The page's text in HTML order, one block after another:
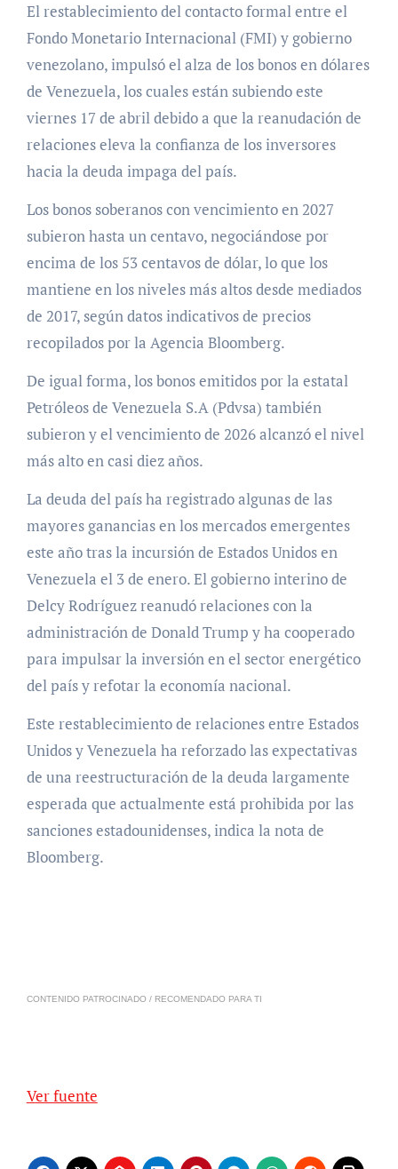
El restablecimiento del contacto formal entre el
Fondo Monetario Internacional (FMI) y gobierno
venezolano, impulsó el alza de los bonos en dólares
de Venezuela, los cuales están subiendo este
viernes 17 de abril debido a que la reanudación de
relaciones eleva la confianza de los inversores
hacia la deuda impaga del país.
Los bonos soberanos con vencimiento en 2027
subieron hasta un centavo, negociándose por
encima de los 53 centavos de dólar, lo que los
mantiene en los niveles más altos desde mediados
de 2017, según datos indicativos de precios
recopilados por la Agencia Bloomberg.
De igual forma, los bonos emitidos por la estatal
Petróleos de Venezuela S.A (Pdvsa) también
subieron y el vencimiento de 2026 alcanzó el nivel
más alto en casi diez años.
La deuda del país ha registrado algunas de las
mayores ganancias en los mercados emergentes
este año tras la incursión de Estados Unidos en
Venezuela el 3 de enero. El gobierno interino de
Delcy Rodríguez reanudó relaciones con la
administración de Donald Trump y ha cooperado
para impulsar la inversión en el sector energético
del país y refotar la economía nacional.
Este restablecimiento de relaciones entre Estados
Unidos y Venezuela ha reforzado las expectativas
de una reestructuración de la deuda largamente
esperada que actualmente está prohibida por las
sanciones estadounidenses, indica la nota de
Bloomberg.
CONTENIDO PATROCINADO / RECOMENDADO PARA TI
Ver fuente